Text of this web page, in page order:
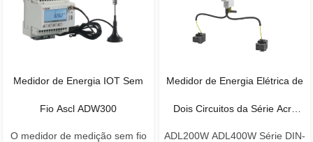
Medidor de Energia IOT Sem
Fio Ascl ADW300
O medidor de medição sem fio
Medidor de Energia Elétrica de
Dois Circuitos da Série Acre
ADL200W Com CT Externo
ADL200W ADL400W Série DIN-